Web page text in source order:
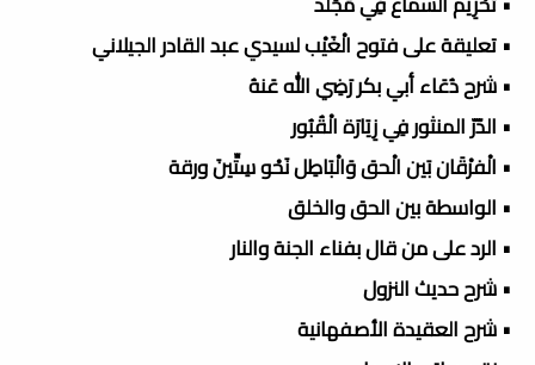
• تعليقة على فتوح الْغَيْب لسيدي عبد القادر الجيلاني
• شرح دُعَاء أبي بكر رَضِي الله عَنهُ
• الدّرّ المنثور فِي زِيَارَة الْقُبُور
• الْفرْقَان بَين الْحق وَالْبَاطِل نَحْو سِتِّينَ ورقة
• الواسطة بين الحق والخلق
• الرد على من قال بفناء الجنة والنار
• شرح حديث النزول
• شرح العقيدة الأصفهانية